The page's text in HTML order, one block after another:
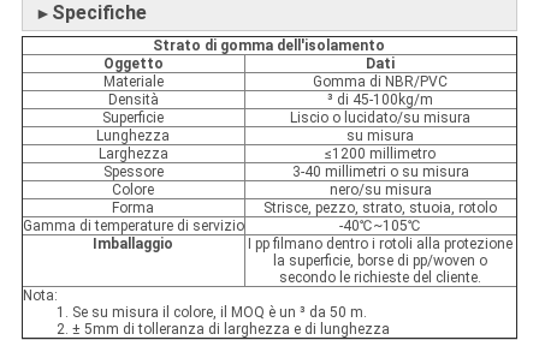
► Specifiche
Strato di gomma dell'isolamento
Oggetto
Dati
Materiale
Gomma di NBR/PVC
Densità
³ di 45-100kg/m
Superficie
Liscio o lucidato/su misura
Lunghezza
su misura
Larghezza
≤1200 millimetro
Spessore
3-40 millimetri o su misura
Colore
nero/su misura
Forma
Strisce, pezzo, strato, stuoia, rotolo
Gamma di temperature di servizio
-40℃~105℃
Imballaggio
I pp filmano dentro i rotoli alla protezione
la superficie, borse di pp/woven o
secondo le richieste del cliente.
Nota:
1. Se su misura il colore, il MOQ è un ³ da 50 m.
2. ± 5mm di tolleranza di larghezza e di lunghezza